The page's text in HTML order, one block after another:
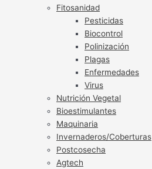
Fitosanidad
Pesticidas
Biocontrol
Polinización
Plagas
Enfermedades
Virus
Nutrición Vegetal
Bioestimulantes
Maquinaria
Invernaderos/Coberturas
Postcosecha
Agtech